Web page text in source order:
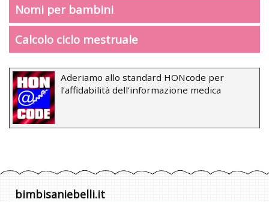
Nomi per bambini
Calcolo ciclo mestruale
Aderiamo allo standard HONcode per
l’affidabilità dell’informazione medica
bimbisaniebelli.it